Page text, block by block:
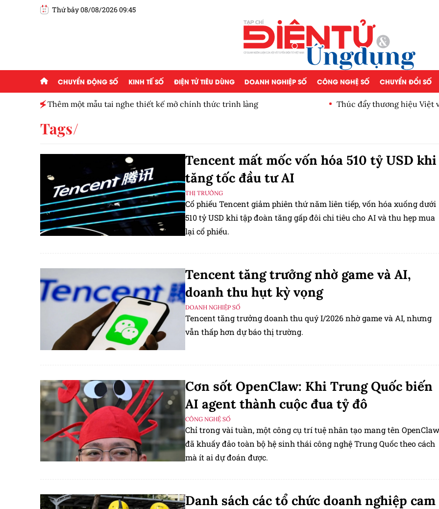
Thứ bảy 08/08/2026 09:45
CHUYỂN ĐỘNG SỐ KINH TẾ SỐ ĐIỆN TỬ TIÊU DÙNG DOANH NGHIỆP SỐ CÔNG NGHỆ SỐ CHUYỂN ĐỔI SỐ
Thêm một mẫu tai nghe thiết kế mở chính thức trình làng
Thúc đẩy thương hiệu Việt
Tags
Tencent mất mốc vốn hóa 510 tỷ USD khi
tăng tốc đầu tư AI
THỊ TRƯỜNG
Cổ phiếu Tencent giảm phiên thứ năm liên tiếp, vốn hóa xuống dưới
510 tỷ USD khi tập đoàn tăng gấp đôi chi tiêu cho AI và thu hẹp mua
lại cổ phiếu.
Tencent tăng trưởng nhờ game và AI,
doanh thu hụt kỳ vọng
DOANH NGHIỆP SỐ
Tencent tăng trưởng doanh thu quý I/2026 nhờ game và AI, nhưng
vẫn thấp hơn dự báo thị trường.
Cơn sốt OpenClaw: Khi Trung Quốc biến
AI agent thành cuộc đua tỷ đô
CÔNG NGHỆ SỐ
​​​​​​​Chỉ trong vài tuần, một công cụ trí tuệ nhân tạo mang tên OpenClaw
đã khuấy đảo toàn bộ hệ sinh thái công nghệ Trung Quốc theo cách
mà ít ai dự đoán được.
Danh sách các tổ chức doanh nghiệp cam